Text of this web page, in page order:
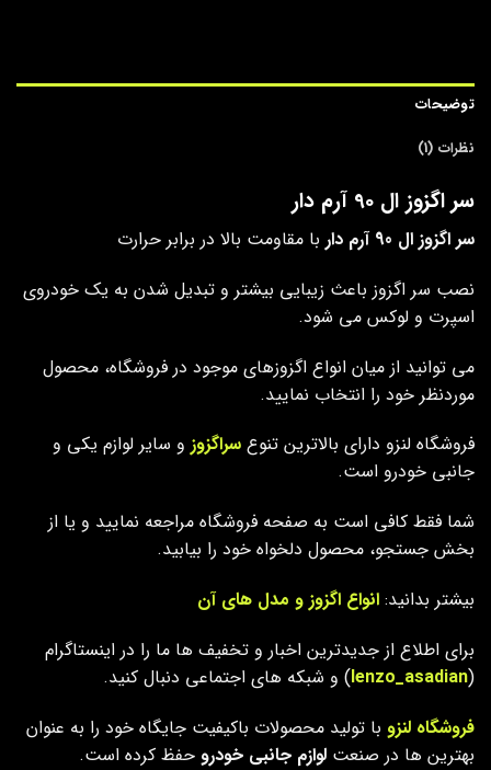
توضیحات
نظرات (1)
سر اگزوز ال 90 آرم دار
سر اگزوز ال 90 آرم دار
با مقاومت بالا در برابر حرارت
نصب سر اگزوز باعث زیبایی بیشتر و تبدیل شدن به یک خودروی
اسپرت و لوکس می شود.
می توانید از میان انواع اگزوزهای موجود در فروشگاه، محصول
موردنظر خود را انتخاب نمایید.
فروشگاه لنزو دارای بالاترین تنوع سراگزوز و سایر لوازم یکی و
جانبی خودرو است.
شما فقط کافی است به صفحه فروشگاه مراجعه نمایید و یا از
بخش جستجو، محصول دلخواه خود را بیابید.
بیشتر بدانید: انواع اگزوز و مدل های آن
برای اطلاع از جدیدترین اخبار و تخفیف ها ما را در اینستاگرام
(
lenzo_asadian) و شبکه های اجتماعی دنبال کنید.
فروشگاه لنزو با تولید محصولات باکیفیت جایگاه خود را به عنوان
بهترین ها در صنعت لوازم جانبی خودرو حفظ کرده است.